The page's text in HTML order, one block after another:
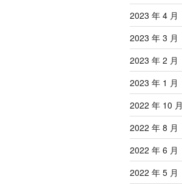
2023 年 4 月
2023 年 3 月
2023 年 2 月
2023 年 1 月
2022 年 10 月
2022 年 8 月
2022 年 6 月
2022 年 5 月